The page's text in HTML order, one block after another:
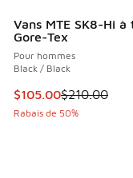
Vans MTE SK8-Hi
Gore-Tex
Pour hommes
Black / Black
Cet article est en
$105.00$210.00
Rabais de 50%